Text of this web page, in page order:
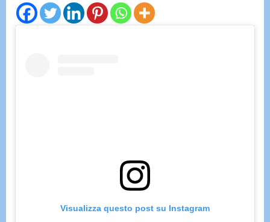
Visualizza questo post su Instagram